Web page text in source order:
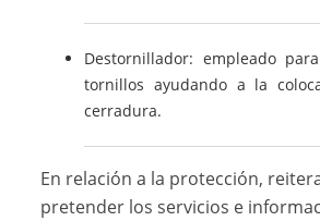
Destornillador: empleado
tornillos ayudando a la
cerradura.
En relación a la protección,
pretender los servicios e